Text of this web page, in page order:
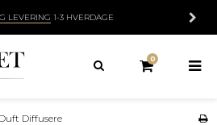
LEVERING 1-3 HVERDAGE
0
Duft Diffusere